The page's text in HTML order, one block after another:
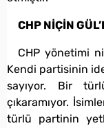
CHP NİÇİN
CHP yönetimi
Kendi partisinin
sayıyor. Bir
çıkaramıyor.
türlü partinin